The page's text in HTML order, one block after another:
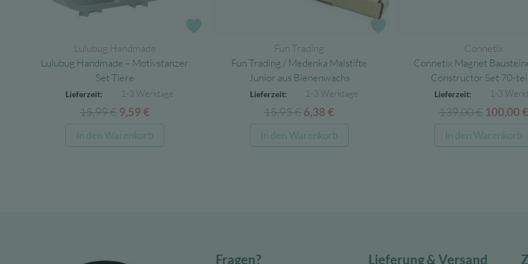
Lulubug Handmade
Lulubug Handmade – Motivstanzer
Set Tiere
Lieferzeit: 1-3 Werktage
15,99€ Ursprünglicher
Preis
war:
9,59€
Preis
ist:
In den Warenkorb
Fun Trading
Fun Trading / Medenka Malstifte
Junior aus Bienenwachs
Lieferzeit: 1-3 Werktage
15,95€ Ursprünglicher
Preis
war:
6,38€
Preis
ist:
In den Warenkorb
Connetix
Connetix Magnet
Constructor Set 70-
Lieferzeit: 1-3
139,00€
Preis
war:
100,00€
In den Warenkorb
Fragen? Lieferung & Versand